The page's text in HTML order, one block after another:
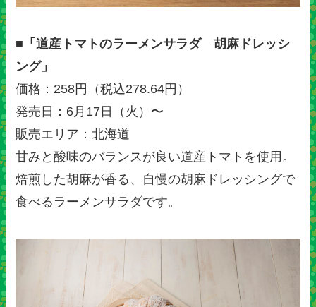
■「道産トマトのラーメンサラダ 胡麻ドレッシ
ング」
価格：258円（税込278.64円）
発売日：6月17日（火）〜
販売エリア：北海道
甘みと酸味のバランスが良い道産トマトを使用。
焙煎した胡麻が香る、自慢の胡麻ドレッシングで
食べるラーメンサラダです。